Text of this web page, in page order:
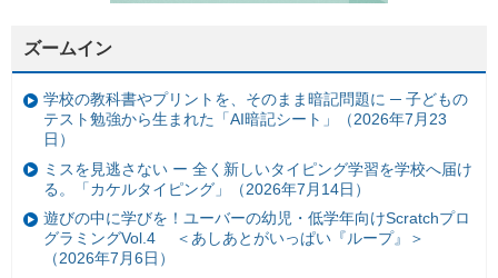
ズームイン
学校の教科書やプリントを、そのまま暗記問題に ─ 子どもの
テスト勉強から生まれた「AI暗記シート」（2026年7月23
日）
ミスを見逃さない ー 全く新しいタイピング学習を学校へ届け
る。「カケルタイピング」（2026年7月14日）
遊びの中に学びを！ユーバーの幼児・低学年向けScratchプロ
グラミングVol.4 ＜あしあとがいっぱい『ループ』＞
（2026年7月6日）